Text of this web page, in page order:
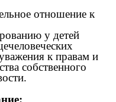
отношение к
у детей
к правам и
собственного